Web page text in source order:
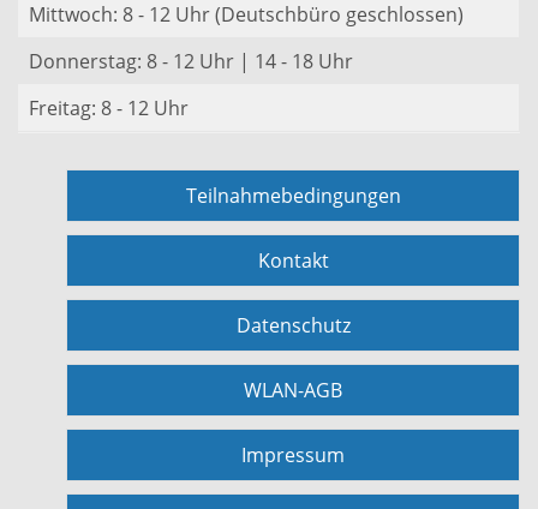
Mittwoch: 8 - 12 Uhr (Deutschbüro geschlossen)
Donnerstag: 8 - 12 Uhr | 14 - 18 Uhr
Freitag: 8 - 12 Uhr
Teilnahmebedingungen
Kontakt
Datenschutz
WLAN-AGB
Impressum